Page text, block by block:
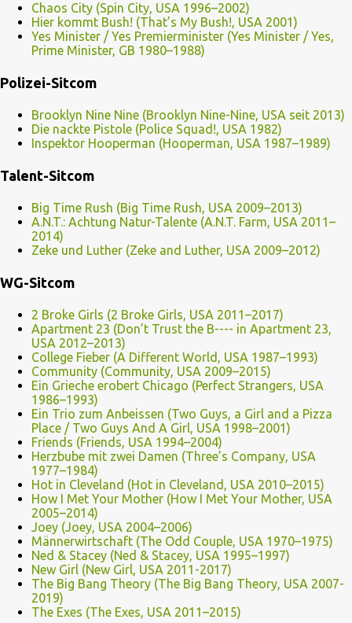
Chaos City (Spin City, USA 1996–2002)
Hier kommt Bush! (That’s My Bush!, USA 2001)
Yes Minister / Yes Premierminister (Yes Minister / Yes,
Prime Minister, GB 1980–1988)
Polizei-Sitcom
Brooklyn Nine Nine (Brooklyn Nine-Nine, USA seit 2013)
Die nackte Pistole (Police Squad!, USA 1982)
Inspektor Hooperman (Hooperman, USA 1987–1989)
Talent-Sitcom
Big Time Rush (Big Time Rush, USA 2009–2013)
A.N.T.: Achtung Natur-Talente (A.N.T. Farm, USA 2011–
2014)
Zeke und Luther (Zeke and Luther, USA 2009–2012)
WG-Sitcom
2 Broke Girls (2 Broke Girls, USA 2011–2017)
Apartment 23 (Don’t Trust the B---- in Apartment 23,
USA 2012–2013)
College Fieber (A Different World, USA 1987–1993)
Community (Community, USA 2009–2015)
Ein Grieche erobert Chicago (Perfect Strangers, USA
1986–1993)
Ein Trio zum Anbeissen (Two Guys, a Girl and a Pizza
Place / Two Guys And A Girl, USA 1998–2001)
Friends (Friends, USA 1994–2004)
Herzbube mit zwei Damen (Three’s Company, USA
1977–1984)
Hot in Cleveland (Hot in Cleveland, USA 2010–2015)
How I Met Your Mother (How I Met Your Mother, USA
2005–2014)
Joey (Joey, USA 2004–2006)
Männerwirtschaft (The Odd Couple, USA 1970–1975)
Ned & Stacey (Ned & Stacey, USA 1995–1997)
New Girl (New Girl, USA 2011-2017)
The Big Bang Theory (The Big Bang Theory, USA 2007-
2019)
The Exes (The Exes, USA 2011–2015)